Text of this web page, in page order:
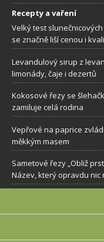
Recepty a vaření
Velký test
se značně liší cenou i
Levandulový sirup z
limonády, čaje i dezertů
Kokosové řezy se
zamiluje celá rodina
Vepřové na paprice
měkkým masem
Sametové řezy „Obliž
Název, který opravdu nic